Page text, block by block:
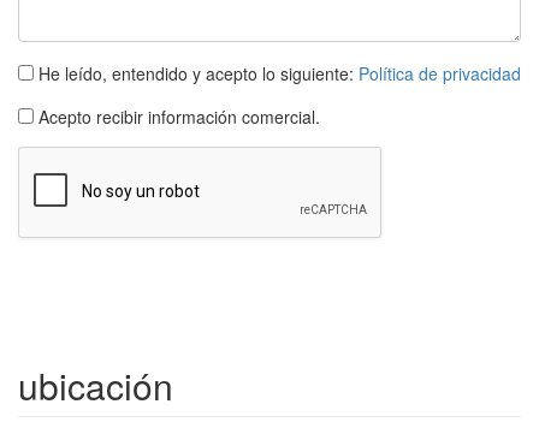
He leído, entendido y acepto lo siguiente: Política de privacidad
Acepto recibir información comercial.
ubicaciónRef. Llampaies | Alquiler todo año